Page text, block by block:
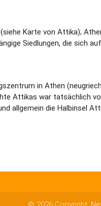
Karte von Attika);
Siedlungen, die sich
in Athen
Attikas war tatsächlich
allgemein die